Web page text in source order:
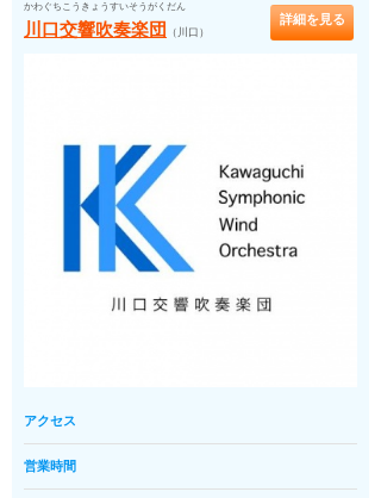
かわぐちこうきょうすいそうがくだん
川口交響吹奏楽団 （川口）
詳細を見る
アクセス
営業時間